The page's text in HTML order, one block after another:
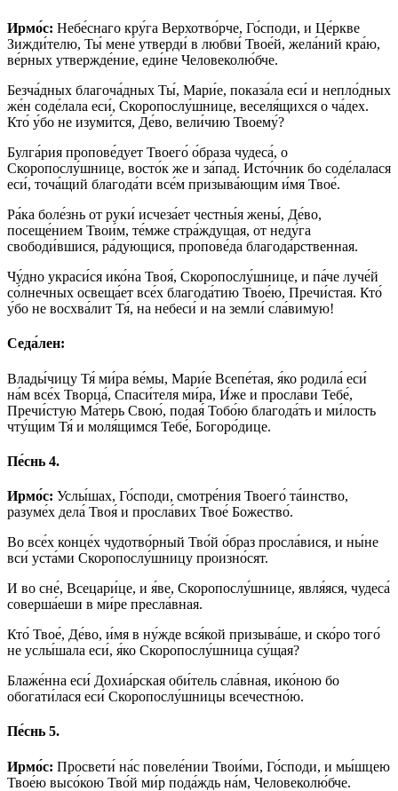
Ирмо́с: Небе́снаго кру́га Верхотво́рче, Го́споди, и Це́ркве
Зижди́телю, Ты́ мене́ утверди́ в любви́ Твое́й, жела́ний кра́ю,
ве́рных утвержде́ние, еди́не Человеколю́бче.
Безча́дных благоча́дных Ты́, Мари́е, показа́ла еси́ и непло́дных
же́н соде́лала еси́, Скоропослу́шнице, веселя́щихся о ча́дех.
Кто́ у́бо не изуми́тся, Де́во, вели́чию Твоему́?
Булга́рия пропове́дует Твоего́ о́браза чудеса́, о
Скоропослу́шнице, восто́к же и за́пад. Исто́чник бо соде́лалася
еси́, точа́щий благода́ти все́м призыва́ющим и́мя Твое́.
Ра́ка боле́знь от руки́ исчеза́ет честны́я жены́, Де́во,
посеще́нием Твои́м, те́мже стра́ждущая, от неду́га
свободи́вшися, ра́дующися, пропове́да благода́рственная.
Чу́дно украси́ся ико́на Твоя́, Скоропослу́шнице, и па́че луче́й
со́лнечных освеща́ет все́х благода́тию Твое́ю, Пречи́стая. Кто́
у́бо не восхва́лит Тя́, на небеси́ и на земли́ сла́вимую!
Седа́лен:
Влады́чицу Тя́ ми́ра ве́мы, Мари́е Всепе́тая, я́ко родила́ еси́
на́м все́х Творца́, Спаси́теля ми́ра, И́же и просла́ви Тебе́,
Пречи́стую Ма́терь Свою́, подая́ Тобо́ю благода́ть и ми́лость
чту́щим Тя́ и моля́щимся Тебе́, Богоро́дице.
Пе́снь 4.
Ирмо́с: Услы́шах, Го́споди, смотре́ния Твоего́ та́инство,
разуме́х дела́ Твоя́ и просла́вих Твое́ Божество́.
Во все́х конце́х чудотво́рный Тво́й о́браз просла́вися, и ны́не
вси́ уста́ми Скоропослу́шницу произно́сят.
И во сне́, Всецари́це, и я́ве, Скоропослу́шнице, явля́яся, чудеса́
соверша́еши в ми́ре пресла́вная.
Кто́ Твое́, Де́во, и́мя в ну́жде вся́кой призыва́ше, и ско́ро того́
не услы́шала еси́, я́ко Скоропослу́шница су́щая?
Блаже́нна еси́ Дохиа́рская оби́тель сла́вная, ико́ною бо
обогати́лася еси́ Скоропослу́шницы всечестно́ю.
Пе́снь 5.
Ирмо́с: Просвети́ на́с повеле́нии Твои́ми, Го́споди, и мы́шцею
Твое́ю высо́кою Тво́й ми́р пода́ждь на́м, Человеколю́бче.